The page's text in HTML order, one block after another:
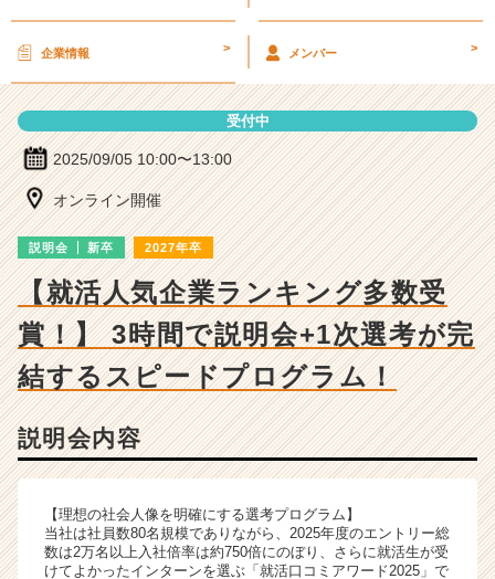
説
詳
細
|
ベ
ー・
長
企
業
ら
ウ
ト
が
届
く
企業情報 > メンバー >
受付中
2025/09/05 10:00〜13:00
オンライン開催
説明会 新卒 2027年卒
【就活人気企業ランキング多数受
賞！】 3時間で説明会+1次選考が完
結するスピードプログラム！
説明会内容
【理想の社会人像を明確にする選考プログラム】
当社は社員数80名規模でありながら、2025年度のエントリー総
数は2万名以上入社倍率は約750倍にのぼり、さらに就活生が受
けてよかったインターンを選ぶ「就活口コミアワード2025」で